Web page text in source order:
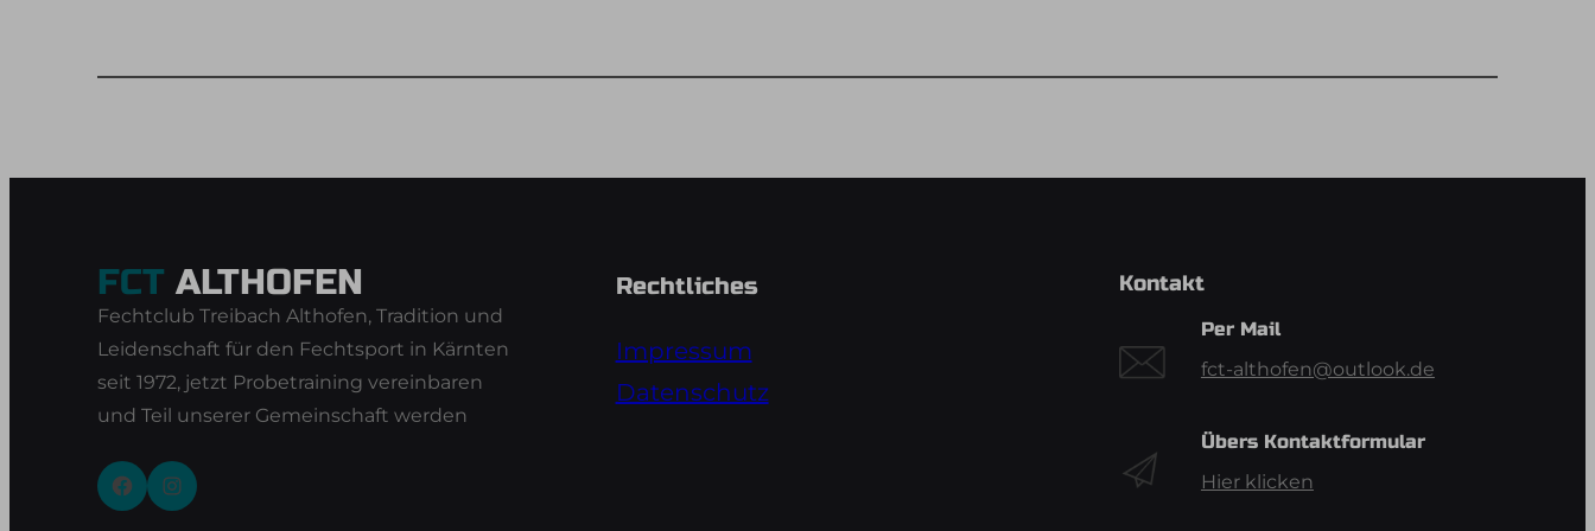
FCT ALTHOFEN
Fechtclub Treibach Althofen, Tradition und
Leidenschaft für den Fechtsport in Kärnten
seit 1972, jetzt Probetraining vereinbaren
und Teil unserer Gemeinschaft werden
Facebook Instagram
Rechtliches
Impressum
Datenschutz
Kontakt
Per Mail
fct-althofen@outlook.de
Übers Kontaktformular
Hier klicken